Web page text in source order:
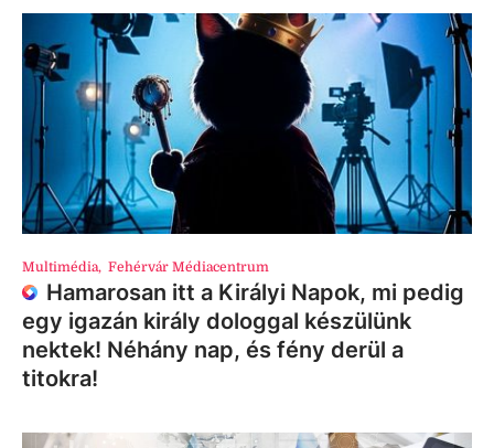
Multimédia, Fehérvár Médiacentrum
Hamarosan itt a Királyi Napok, mi pedig
egy igazán király dologgal készülünk
nektek! Néhány nap, és fény derül a
titokra!